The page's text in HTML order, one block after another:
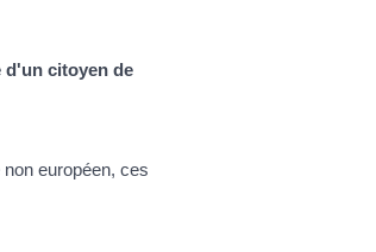
d'un citoyen de
européen, ces